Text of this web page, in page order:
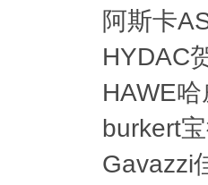
阿斯卡
HYDAC
HAWE
burkert
Gavazzi